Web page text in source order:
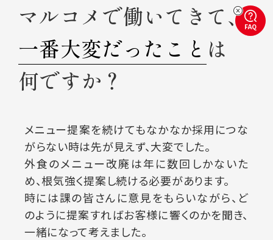
マルコメで働いてきて、
一番大変だったこと は
何ですか？
メニュー提案を続けてもなかなか採用につな
がらない時は先が見えず、大変でした。
外食のメニュー改廃は年に数回しかないた
め、根気強く提案し続ける必要があります。
時には課の皆さんに意見をもらいながら、 ど
のように提案すればお客様に響くのかを聞き、
一緒になって考えました。
FAQ